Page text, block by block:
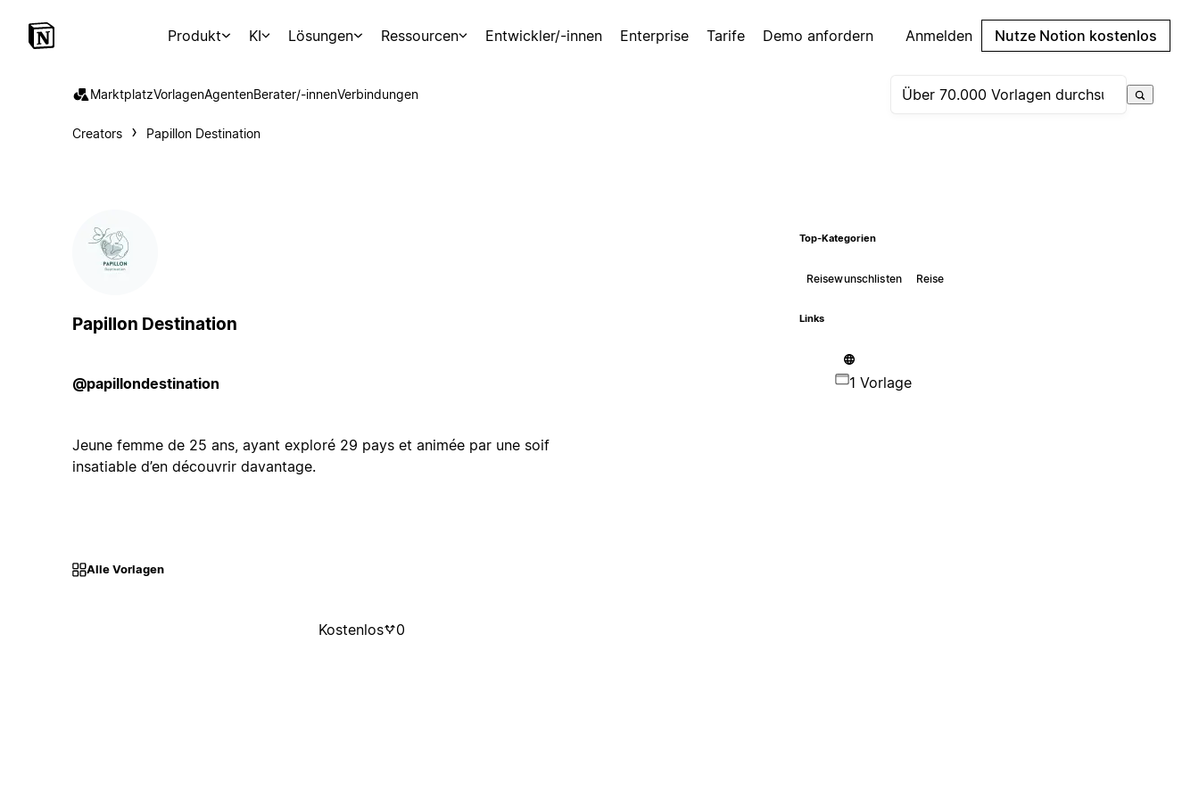
Produkt KI Lösungen Ressourcen Entwickler/-innen Enterprise Tarife Demo anfordern Anmelden Nutze Notion kostenlos
MarktplatzVorlagenAgentenBerater/-innenVerbindungen
Creators Papillon Destination
Papillon Destination
@papillondestination
Jeune femme de 25 ans, ayant exploré 29 pays et animée par une soif
insatiable d’en découvrir davantage.
Top-Kategorien
Reisewunschlisten Reise
Links
1 Vorlage
Alle Vorlagen
Kostenlos 0